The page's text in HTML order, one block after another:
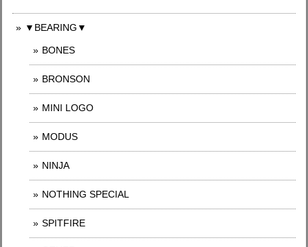
▼BEARING▼
BONES
BRONSON
MINI LOGO
MODUS
NINJA
NOTHING SPECIAL
SPITFIRE